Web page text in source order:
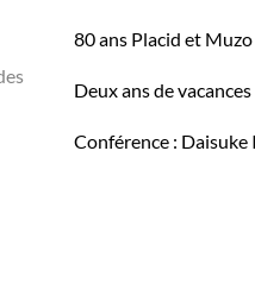
80 ans Placid et
Deux ans de
Conférence : Daisuke